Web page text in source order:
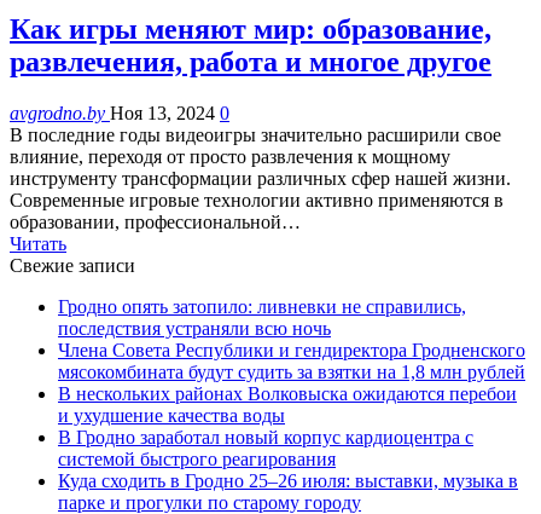
Как игры меняют мир: образование,
развлечения, работа и многое другое
avgrodno.by Ноя 13, 2024 0
В последние годы видеоигры значительно расширили свое
влияние, переходя от просто развлечения к мощному
инструменту трансформации различных сфер нашей жизни.
Современные игровые технологии активно применяются в
образовании, профессиональной…
Читать
Свежие записи
Гродно опять затопило: ливневки не справились,
последствия устраняли всю ночь
Члена Совета Республики и гендиректора Гродненского
мясокомбината будут судить за взятки на 1,8 млн рублей
В нескольких районах Волковыска ожидаются перебои
и ухудшение качества воды
В Гродно заработал новый корпус кардиоцентра с
системой быстрого реагирования
Куда сходить в Гродно 25–26 июля: выставки, музыка в
парке и прогулки по старому городу